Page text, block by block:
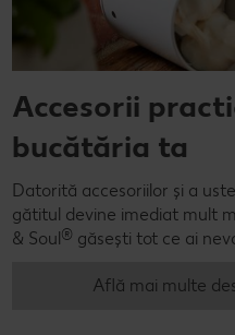
Accesorii
bucătăria ta
Datorită accesoriilor și a
gătitul devine imediat mult
& Soul® găsești tot ce ai
Află mai multe